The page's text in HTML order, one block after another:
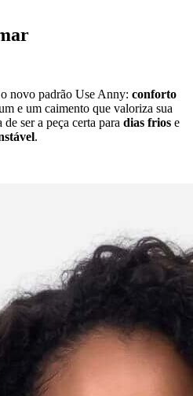
novo padrão Use Anny: conforto
e um caimento que valoriza sua
ser a peça certa para dias frios e
.